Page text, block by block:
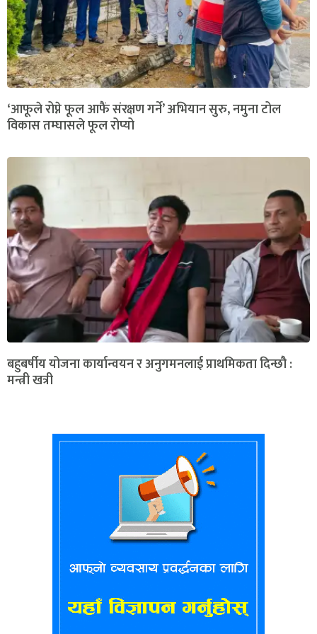
‘आफूले रोप्ने फूल आफैं संरक्षण गर्ने’ अभियान सुरु, नमुना टोल
विकास तम्घासले फूल रोप्यो
बहुबर्षीय योजना कार्यान्वयन र अनुगमनलाई प्राथमिकता दिन्छौ :
मन्त्री खत्री